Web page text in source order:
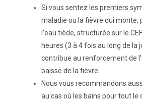
Si vous sentez les premiers
maladie ou la fièvre qui monte,
l’eau tiède, structurée sur le
heures (3 à 4 fois au long de la
contribue au renforcement de
baisse de la fièvre.
Nous vous recommandons
au cas où les bains pour tout le